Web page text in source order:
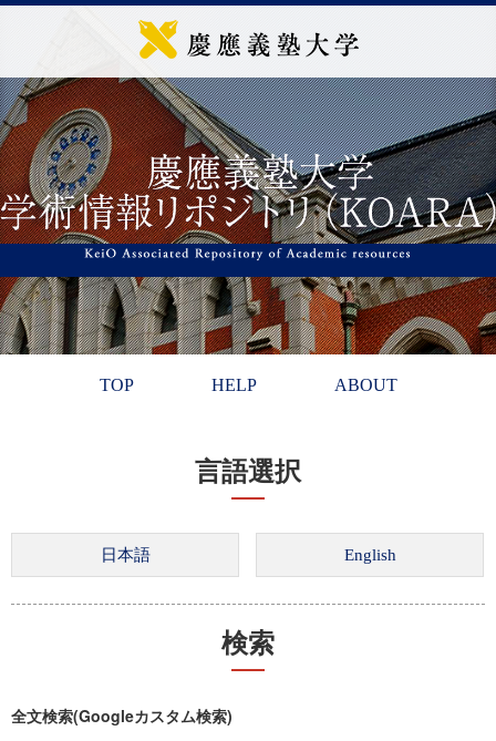
TOP HELP ABOUT
言語選択
検索
全文検索(Googleカスタム検索)